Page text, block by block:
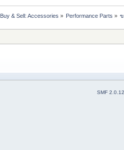
Buy & Sell: Accessories » Performance Parts » ข
SMF 2.0.12